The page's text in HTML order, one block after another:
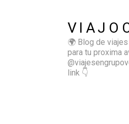
🌍 Blog de
para tu proxima
link 👇